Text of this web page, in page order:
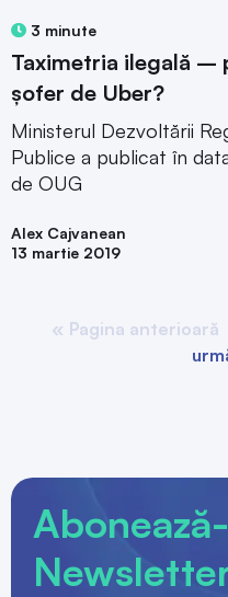
3 minute
Taximetria ilegală –
șofer de Uber?
Ministerul Dezvoltării
Publice a publicat în
de OUG
Alex Cajvanean
13 martie 2019
« Pagina anterioară